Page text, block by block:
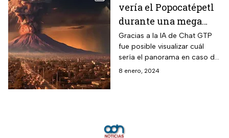
vería el Popocatépetl
durante una mega
erupción
Gracias a la IA de Chat GTP
fue posible visualizar cuál
sería el panorama en caso de
que el volcán Popocatépetl
8 enero, 2024